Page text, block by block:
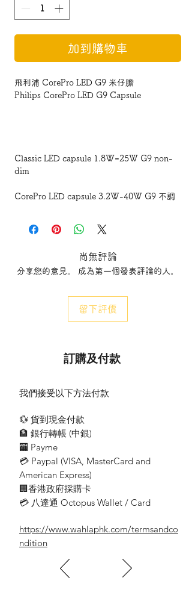
加到購物車
飛利浦 CorePro LED G9 米仔膽
Philips CorePro LED G9 Capsule
Classic LED capsule 1.8W=25W G9 non-
dim
CorePro LED capsule 3.2W-40W G9 不調
CorePro LED capsule 3.7W-40W G9 不調
CorePro LED capsule MV 4W-40W G9
CorePro LED capsule MV2.7W-25W G9
尚無評論
分享您的意見。 成為第一個發表評論的人。
留下評價
訂購及付款
我們接受以下方法付款
💱 貨到現金付款
🏦 銀行轉帳 (​中銀)
🏧 Payme
💳 Paypal (VISA​, MasterCard and
American Express)
🏢香港政府採購卡
💳 八達通 Octopus Wallet / Card
https://www.wahlaphk.com/termsandco
ndition